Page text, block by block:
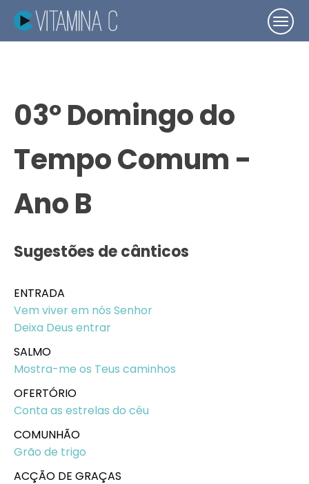
03º Domingo do
Tempo Comum -
Ano B
Sugestões de cânticos
ENTRADA
Vem viver em nós Senhor
Deixa Deus entrar
SALMO
Mostra-me os Teus caminhos
OFERTÓRIO
Conta as estrelas do céu
COMUNHÃO
Grão de trigo
ACÇÃO DE GRAÇAS